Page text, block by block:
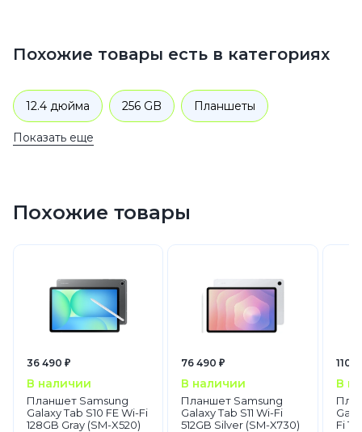
Похожие товары есть в категориях
12.4 дюйма 256 GB Планшеты
Samsung
Показать еще
Похожие товары
36 490 ₽
В наличии
Планшет Samsung
Galaxy Tab S10 FE Wi-Fi
128GB Gray (SM-X520)
76 490 ₽
В наличии
Планшет Samsung
Galaxy Tab S11 Wi-Fi
512GB Silver (SM-X730)
110
В
Fi